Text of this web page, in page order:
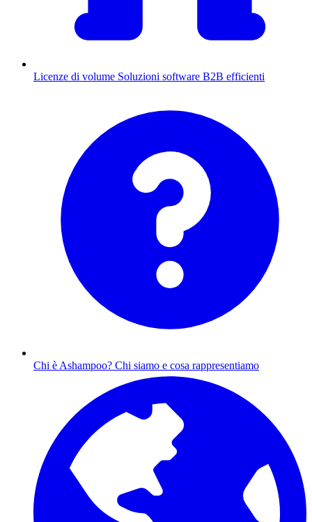
Licenze di volume Soluzioni software B2B efficienti
Chi è Ashampoo? Chi siamo e cosa rappresentiamo